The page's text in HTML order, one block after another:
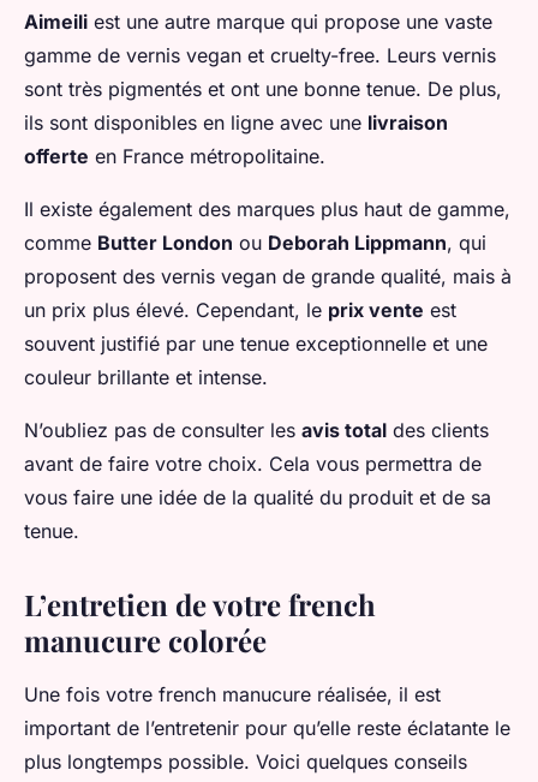
Aimeili est une autre marque qui propose une vaste
gamme de vernis vegan et cruelty-free. Leurs vernis
sont très pigmentés et ont une bonne tenue. De plus,
ils sont disponibles en ligne avec une livraison
offerte en France métropolitaine.
Il existe également des marques plus haut de gamme,
comme Butter London ou Deborah Lippmann, qui
proposent des vernis vegan de grande qualité, mais à
un prix plus élevé. Cependant, le prix vente est
souvent justifié par une tenue exceptionnelle et une
couleur brillante et intense.
N’oubliez pas de consulter les avis total des clients
avant de faire votre choix. Cela vous permettra de
vous faire une idée de la qualité du produit et de sa
tenue.
L’entretien de votre french
manucure colorée
Une fois votre french manucure réalisée, il est
important de l’entretenir pour qu’elle reste éclatante le
plus longtemps possible. Voici quelques conseils